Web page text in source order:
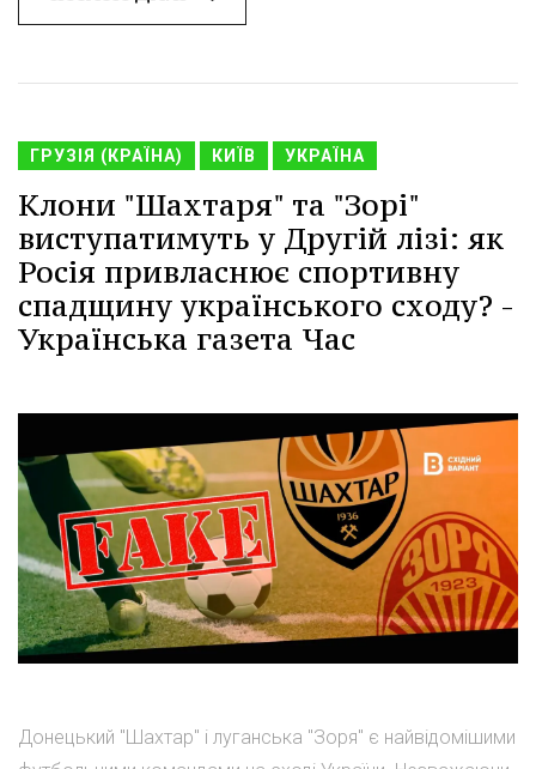
ГРУЗІЯ (КРАЇНА) КИЇВ УКРАЇНА
Клони "Шахтаря" та "Зорі"
виступатимуть у Другій лізі: як
Росія привласнює спортивну
спадщину українського сходу? -
Українська газета Час
Донецький "Шахтар" і луганська "Зоря" є найвідомішими